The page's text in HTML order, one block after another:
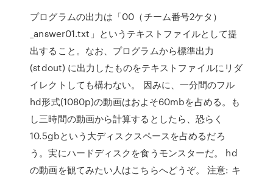
プログラムの出力は「00（チーム番号2ケタ）
_answer01.txt」というテキストファイルとして提
出すること。なお、プログラムから標準出力
(stdout) に出力したものをテキストファイルにリダ
イレクトしても構わない。 因みに、一分間のフル
hd形式(1080p)の動画はおよそ60mbを占める。も
し三時間の動画から計算するとしたら、恐らく
10.5gbという大ディスクスペースを占めるだろ
う。実にハードディスクを食うモンスターだ。 hd
の動画を観てみたい人はこちらへどうぞ。 注意: キ